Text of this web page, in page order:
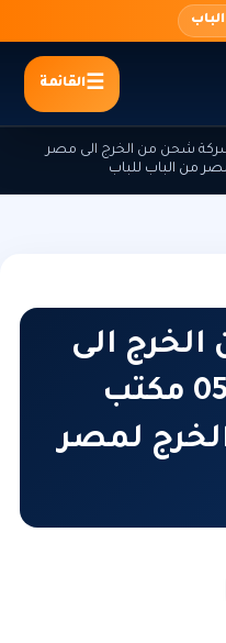
القائمة
شحن من الخرج الى مصر
الى
مصر 0564883942 مكتب
لمصر